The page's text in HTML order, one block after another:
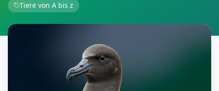
Tiere von A bis z